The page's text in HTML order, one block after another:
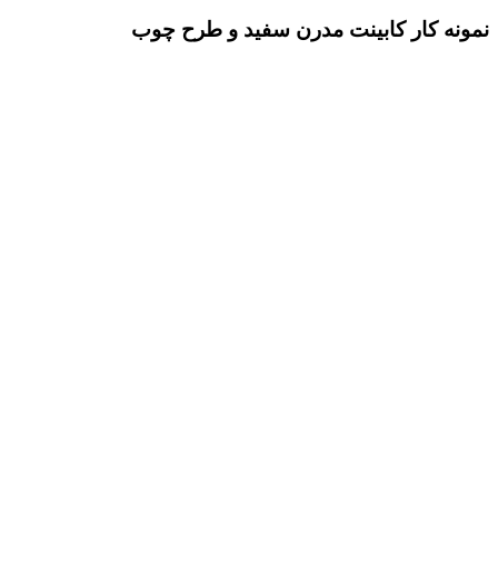
نمونه کار کابینت مدرن سفید و طرح چوب